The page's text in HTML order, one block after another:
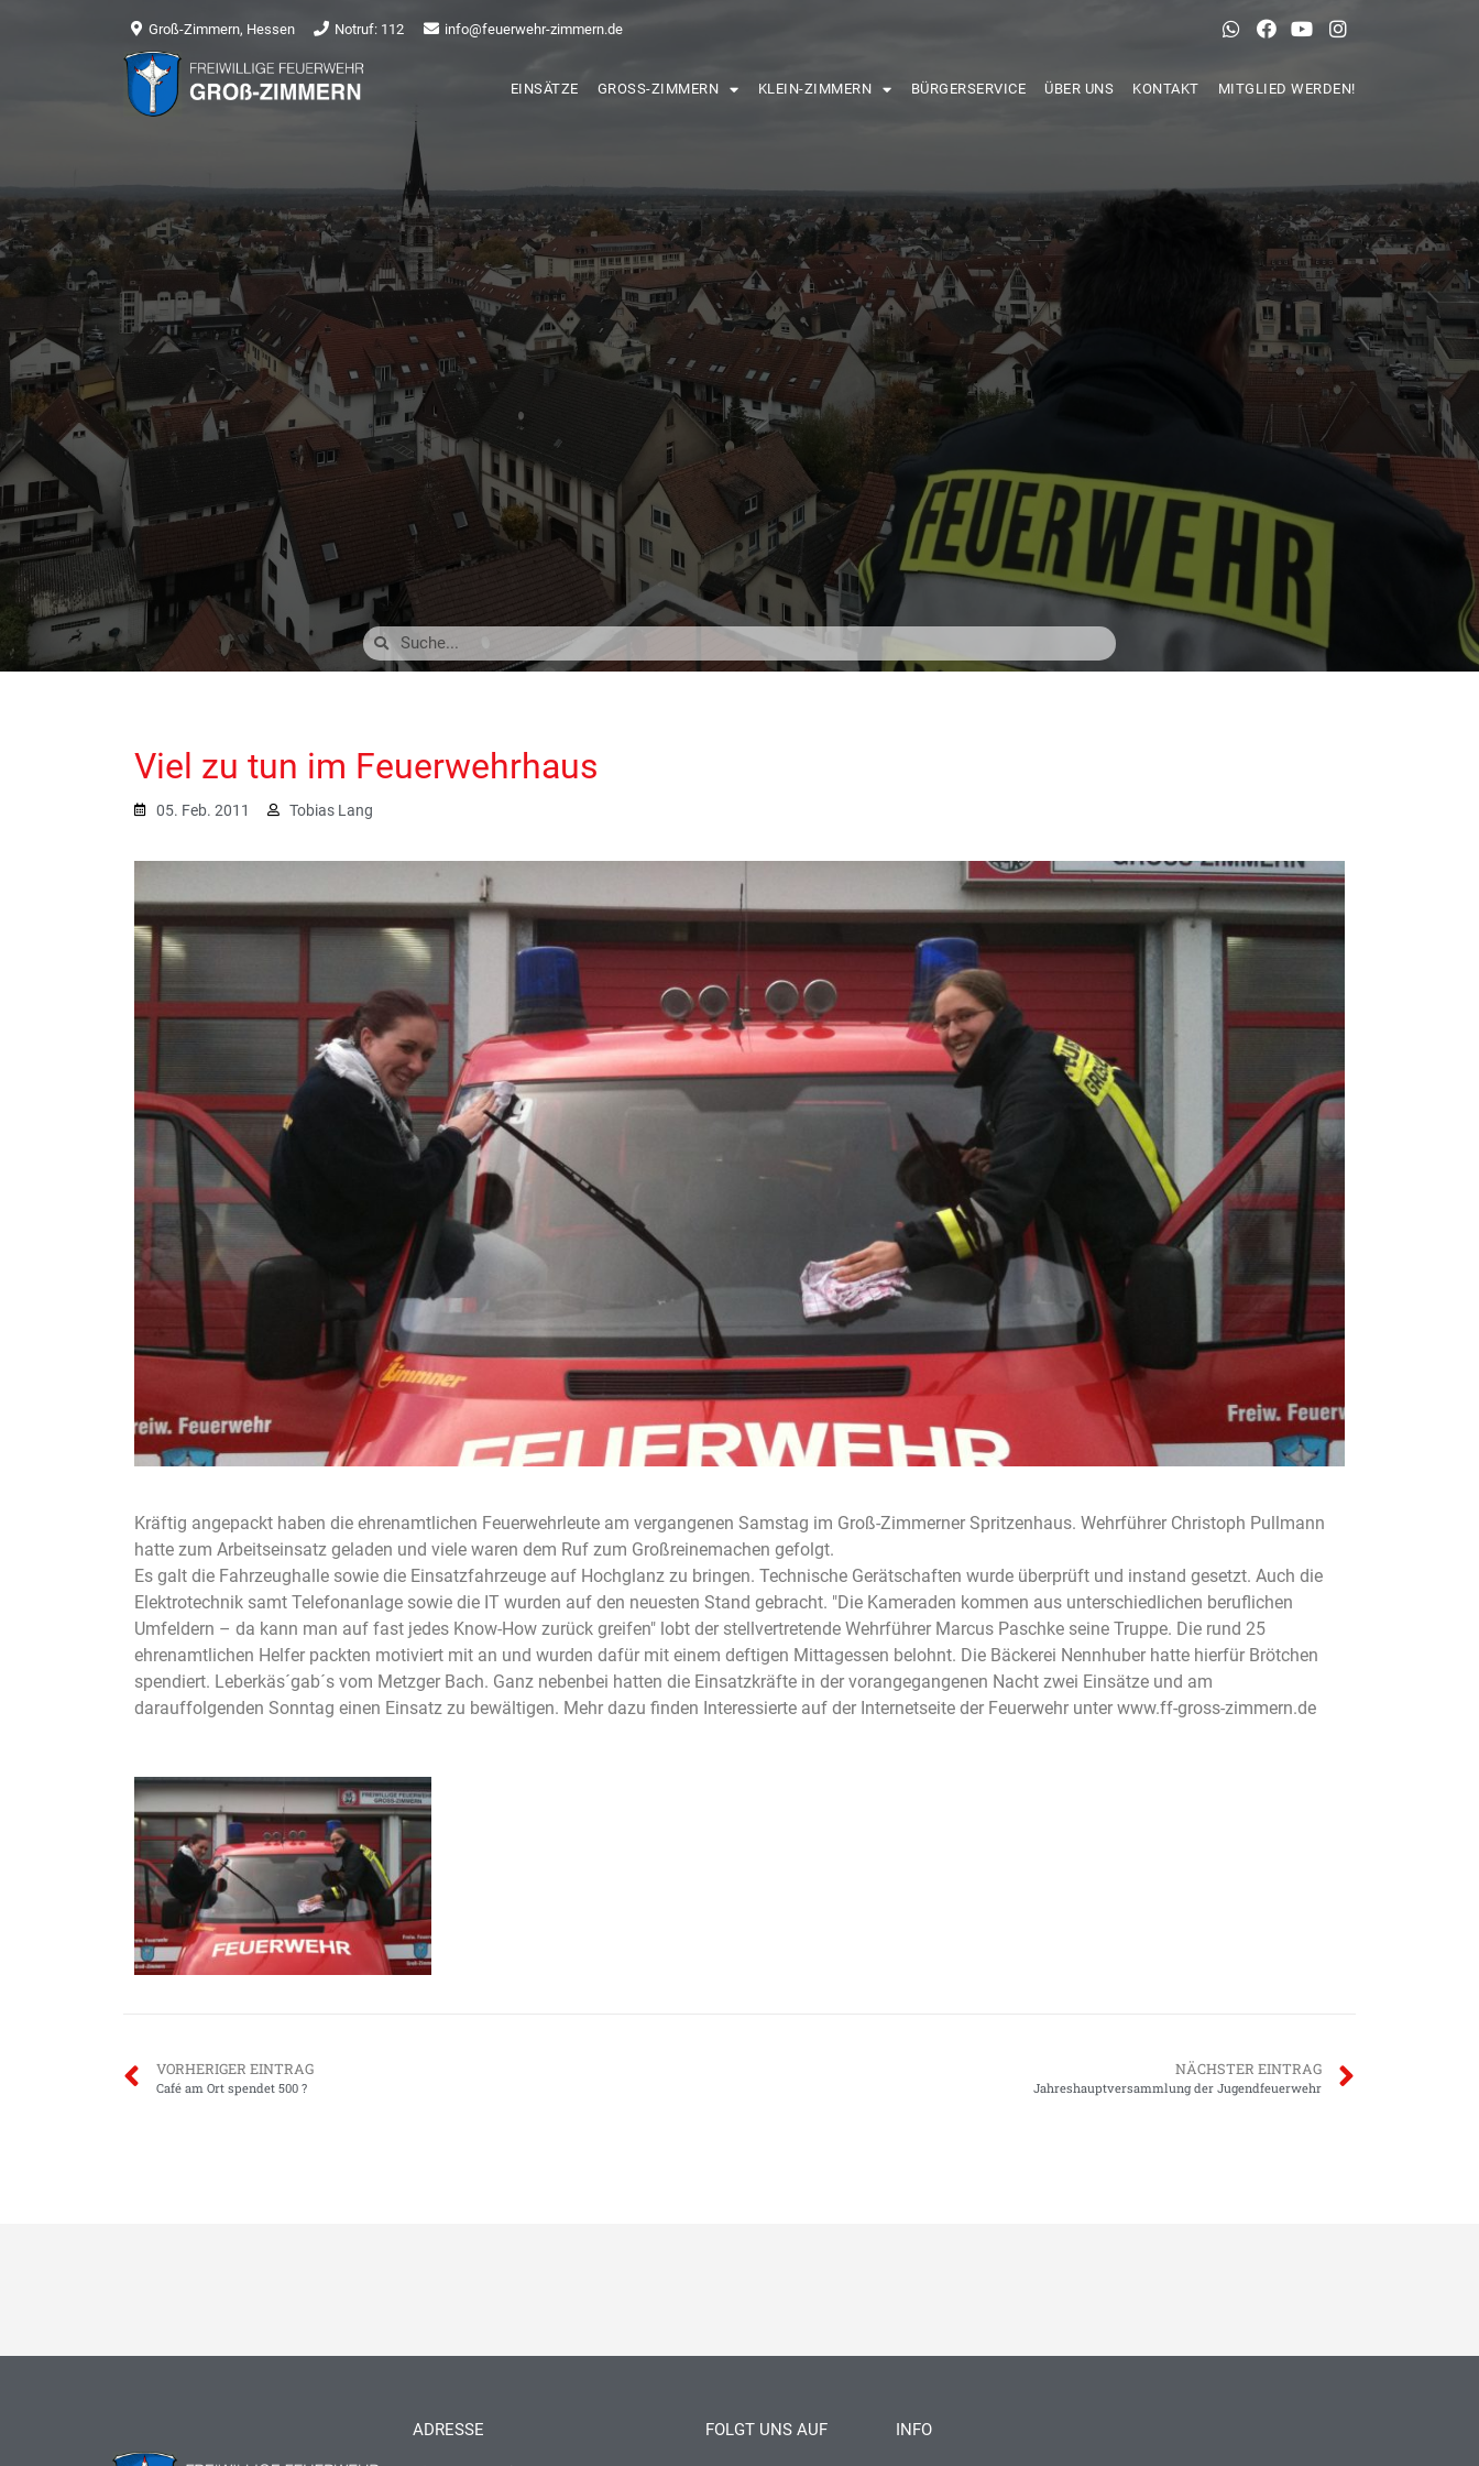
Groß-Zimmern, Hessen Notruf: 112 info@feuerwehr-zimmern.de
EINSÄTZE GROSS-ZIMMERN KLEIN-ZIMMERN BÜRGERSERVICE ÜBER UNS KONTAKT MITGLIED WERDEN!
Viel zu tun im Feuerwehrhaus
05. Feb. 2011 Tobias Lang
Kräftig angepackt haben die ehrenamtlichen Feuerwehrleute am vergangenen Samstag im Groß-Zimmerner Spritzenhaus. Wehrführer Christoph Pullmann
hatte zum Arbeitseinsatz geladen und viele waren dem Ruf zum Großreinemachen gefolgt.
Es galt die Fahrzeughalle sowie die Einsatzfahrzeuge auf Hochglanz zu bringen. Technische Gerätschaften wurde überprüft und instand gesetzt. Auch die
Elektrotechnik samt Telefonanlage sowie die IT wurden auf den neuesten Stand gebracht. "Die Kameraden kommen aus unterschiedlichen beruflichen
Umfeldern – da kann man auf fast jedes Know-How zurück greifen" lobt der stellvertretende Wehrführer Marcus Paschke seine Truppe. Die rund 25
ehrenamtlichen Helfer packten motiviert mit an und wurden dafür mit einem deftigen Mittagessen belohnt. Die Bäckerei Nennhuber hatte hierfür Brötchen
spendiert. Leberkäs´gab´s vom Metzger Bach. Ganz nebenbei hatten die Einsatzkräfte in der vorangegangenen Nacht zwei Einsätze und am
darauffolgenden Sonntag einen Einsatz zu bewältigen. Mehr dazu finden Interessierte auf der Internetseite der Feuerwehr unter www.ff-gross-zimmern.de
VORHERIGER EINTRAG
Café am Ort spendet 500 ?
NÄCHSTER EINTRAG
Jahreshauptversammlung der Jugendfeuerwehr
ADRESSE FOLGT UNS AUF INFO